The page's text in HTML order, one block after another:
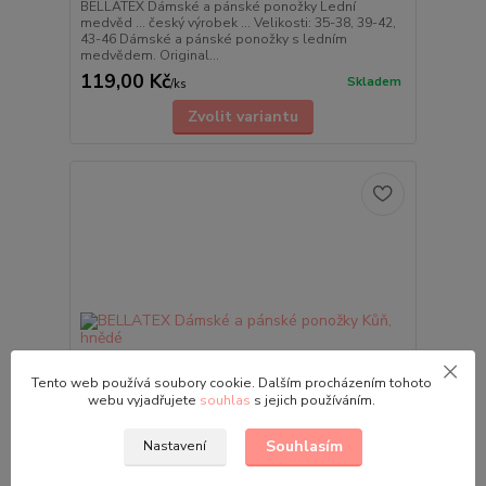
BELLATEX Dámské a pánské ponožky Lední
medvěd ... český výrobek ... Velikosti: 35-38, 39-42,
43-46 Dámské a pánské ponožky s ledním
medvědem. Original...
119,00 Kč/ks Skladem
Zvolit variantu
Tento web používá soubory cookie. Dalším procházením tohoto
webu vyjadřujete souhlas s jejich používáním.
Nastavení Souhlasím